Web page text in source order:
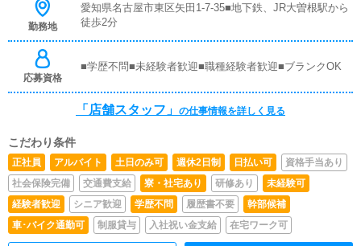
ト管理お店で働いていただいているキャストの方が稼げる
ようにインターネットを使ったPR（写メ日記）などの使
い方などのアドバイスを行っていただきます。■PC更新業
業を行っていただきます。キャストの出勤情報やイベン
題ありません。PCが苦手な人でも簡単にできます。■清
きます。
勤務地
愛知県名古屋市東区矢田1-7-35■地下鉄、JR大曽根駅から
徒歩2分
応募資格
■学歴不問■未経験者歓迎■職種経験者歓迎■ブランクOK
「店舗スタッフ」 の仕事情報を詳しく見る
こだわり条件
正社員 アルバイト 土日のみ可 週休2日制 日払い可
資格手当あり
社会保険完備
交通費支給 寮・社宅あり 研修あり
未経験可
経験者歓迎
シニア歓迎 学歴不問 履歴書不要
幹部候補
車･バイク通勤可
制服貸与 入社祝い金支給 在宅ワーク可